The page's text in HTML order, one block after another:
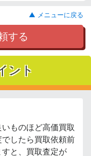
▲ メニューに戻る
する
ント
ものほど高価買取
したら買取依頼前
と、買取査定が